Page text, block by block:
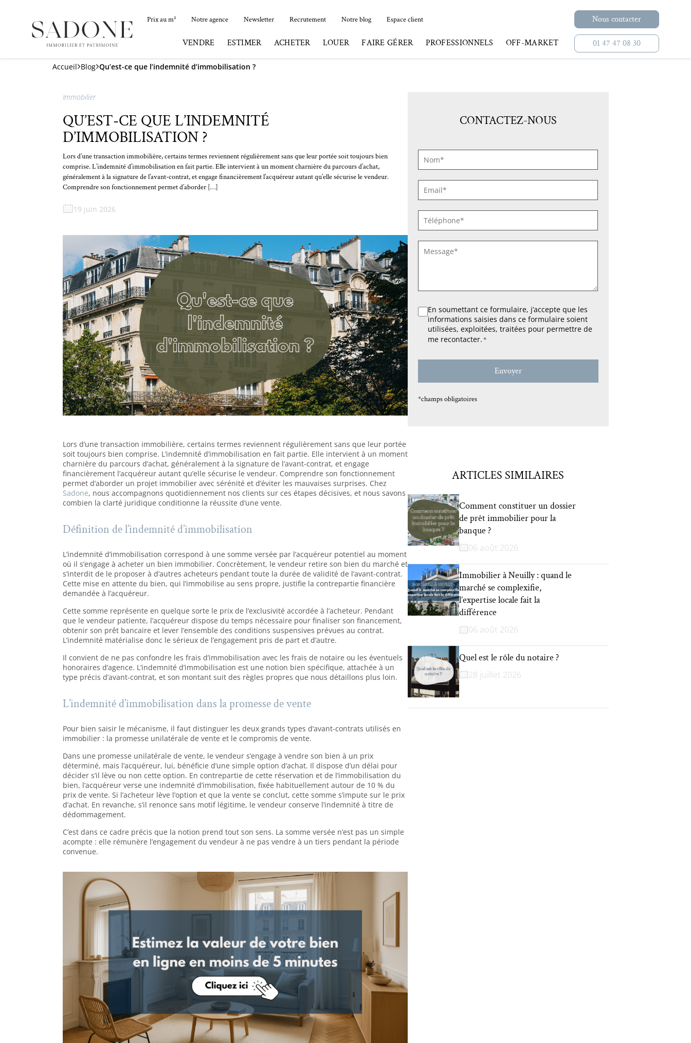
Prix au m² Notre agence Newsletter Recrutement Notre blog Espace client
VENDRE ESTIMER ACHETER LOUER FAIRE GÉRER PROFESSIONNELS OFF-MARKET
Nous contacter
01 47 47 08 30
Accueil Blog Qu’est-ce que l’indemnité d’immobilisation ?
Immobilier
QU’EST-CE QUE L’INDEMNITÉ
D’IMMOBILISATION ?
Lors d’une transaction immobilière, certains termes reviennent régulièrement sans que leur portée soit toujours bien
comprise. L’indemnité d’immobilisation en fait partie. Elle intervient à un moment charnière du parcours d’achat,
généralement à la signature de l’avant-contrat, et engage financièrement l’acquéreur autant qu’elle sécurise le vendeur.
Comprendre son fonctionnement permet d’aborder […]
19 juin 2026
Lors d’une transaction immobilière, certains termes reviennent régulièrement sans que leur portée
soit toujours bien comprise. L’indemnité d’immobilisation en fait partie. Elle intervient à un moment
charnière du parcours d’achat, généralement à la signature de l’avant-contrat, et engage
financièrement l’acquéreur autant qu’elle sécurise le vendeur. Comprendre son fonctionnement
permet d’aborder un projet immobilier avec sérénité et d’éviter les mauvaises surprises. Chez
Sadone, nous accompagnons quotidiennement nos clients sur ces étapes décisives, et nous savons
combien la clarté juridique conditionne la réussite d’une vente.
Définition de l’indemnité d’immobilisation
L’indemnité d’immobilisation correspond à une somme versée par l’acquéreur potentiel au moment
où il s’engage à acheter un bien immobilier. Concrètement, le vendeur retire son bien du marché et
s’interdit de le proposer à d’autres acheteurs pendant toute la durée de validité de l’avant-contrat.
Cette mise en attente du bien, qui l’immobilise au sens propre, justifie la contrepartie financière
demandée à l’acquéreur.
Cette somme représente en quelque sorte le prix de l’exclusivité accordée à l’acheteur. Pendant
que le vendeur patiente, l’acquéreur dispose du temps nécessaire pour finaliser son financement,
obtenir son prêt bancaire et lever l’ensemble des conditions suspensives prévues au contrat.
L’indemnité matérialise donc le sérieux de l’engagement pris de part et d’autre.
Il convient de ne pas confondre les frais d’immobilisation avec les frais de notaire ou les éventuels
honoraires d’agence. L’indemnité d’immobilisation est une notion bien spécifique, attachée à un
type précis d’avant-contrat, et son montant suit des règles propres que nous détaillons plus loin.
L’indemnité d’immobilisation dans la promesse de vente
Pour bien saisir le mécanisme, il faut distinguer les deux grands types d’avant-contrats utilisés en
immobilier : la promesse unilatérale de vente et le compromis de vente.
Dans une promesse unilatérale de vente, le vendeur s’engage à vendre son bien à un prix
déterminé, mais l’acquéreur, lui, bénéficie d’une simple option d’achat. Il dispose d’un délai pour
décider s’il lève ou non cette option. En contrepartie de cette réservation et de l’immobilisation du
bien, l’acquéreur verse une indemnité d’immobilisation, fixée habituellement autour de 10 % du
prix de vente. Si l’acheteur lève l’option et que la vente se conclut, cette somme s’impute sur le prix
d’achat. En revanche, s’il renonce sans motif légitime, le vendeur conserve l’indemnité à titre de
dédommagement.
C’est dans ce cadre précis que la notion prend tout son sens. La somme versée n’est pas un simple
acompte : elle rémunère l’engagement du vendeur à ne pas vendre à un tiers pendant la période
convenue.
CONTACTEZ-NOUS
NOM
*
E-
MAIL
*TÉLÉPHONE
*
SANS
RGPD
En soumettant ce formulaire, j’accepte que les
informations saisies dans ce formulaire soient
utilisées, exploitées, traitées pour permettre de
me recontacter.*
*champs obligatoires
ARTICLES SIMILAIRES
Comment constituer un dossier
de prêt immobilier pour la
banque ?
06 août 2026
Immobilier à Neuilly : quand le
marché se complexifie,
l’expertise locale fait la
différence
06 août 2026
Quel est le rôle du notaire ?
28 juillet 2026